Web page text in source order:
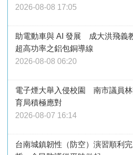
2026-08-08 17:05
助電動車與 AI 發展 成大洪飛義
超高功率之鋁包銅導線
2026-08-08 06:20
電子煙大舉入侵校園 南市議員林
育局積極應對
2026-08-07 16:14
台南城鎮韌性（防空）演習順利